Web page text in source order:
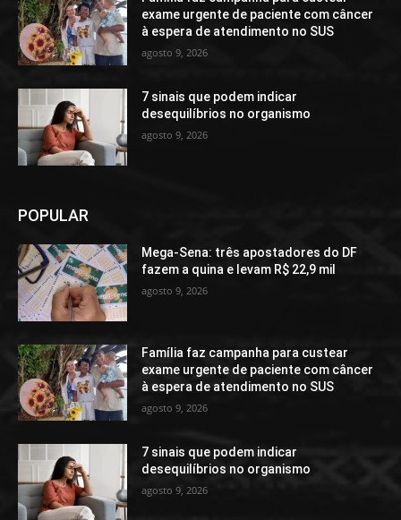
exame urgente de paciente com câncer
à espera de atendimento no SUS
agosto 9, 2026
7 sinais que podem indicar
desequilíbrios no organismo
agosto 9, 2026
POPULAR
Mega-Sena: três apostadores do DF
fazem a quina e levam R$ 22,9 mil
agosto 9, 2026
Família faz campanha para custear
exame urgente de paciente com câncer
à espera de atendimento no SUS
agosto 9, 2026
7 sinais que podem indicar
desequilíbrios no organismo
agosto 9, 2026